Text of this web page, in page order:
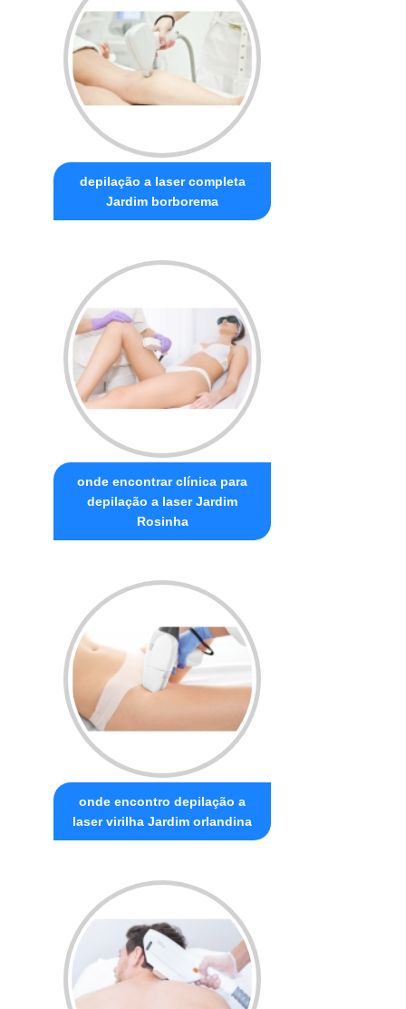
depilação a laser completa
Jardim borborema
onde encontrar clínica para
depilação a laser Jardim
Rosinha
onde encontro depilação a
laser virilha Jardim orlandina